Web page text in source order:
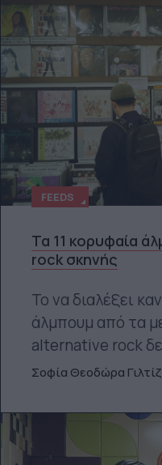
FEEDS
Τα 11 κορυφαία
rock σκηνής
Το να διαλέξει
άλμπουμ από τα
alternative rock
Σοφία Θεοδώρα